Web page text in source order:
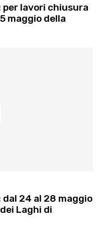
per lavori chiusura
maggio della
24 al 28 maggio
Laghi di